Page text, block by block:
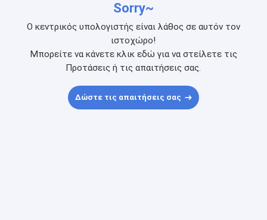
Sorry~
Ο κεντρικός υπολογιστής είναι λάθος σε αυτόν τον
ιστοχώρο!
Μπορείτε να κάνετε κλικ εδώ για να στείλετε τις
Προτάσεις ή τις απαιτήσεις σας.
Δώστε τις απαιτήσεις σας